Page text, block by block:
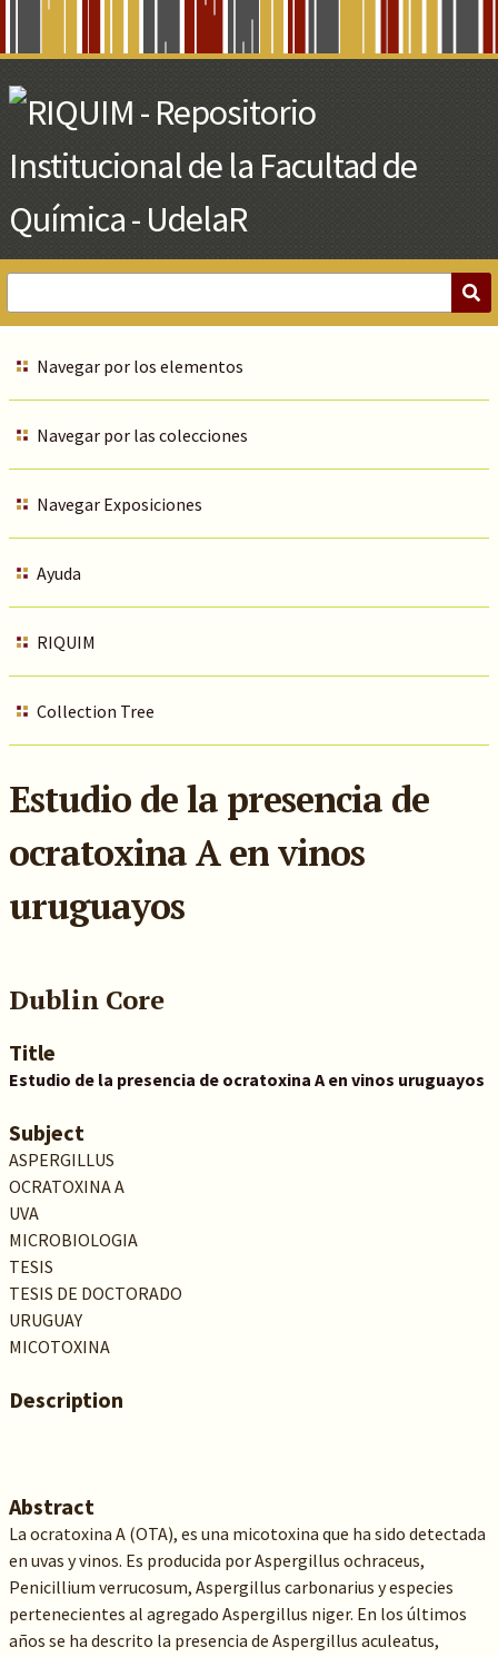
Main
Content
Navegar por los elementos
Navegar por las colecciones
Navegar Exposiciones
Ayuda
RIQUIM
Collection Tree
Estudio de la presencia de
ocratoxina A en vinos
uruguayos
Dublin Core
Title
Estudio de la presencia de ocratoxina A en vinos uruguayos
Subject
ASPERGILLUS
OCRATOXINA A
UVA
MICROBIOLOGIA
TESIS
TESIS DE DOCTORADO
URUGUAY
MICOTOXINA
Description
Abstract
La ocratoxina A (OTA), es una micotoxina que ha sido detectada
en uvas y vinos. Es producida por Aspergillus ochraceus,
Penicillium verrucosum, Aspergillus carbonarius y especies
pertenecientes al agregado Aspergillus niger. En los últimos
años se ha descrito la presencia de Aspergillus aculeatus,